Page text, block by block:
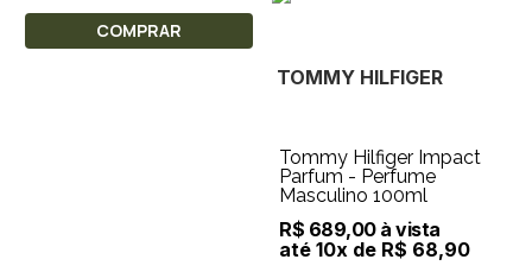
COMPRAR
TOMMY HILFIGER
Tommy Hilfiger Impact
Parfum - Perfume
Masculino 100ml
R$ 689,00 à vista
até 10x de R$ 68,90